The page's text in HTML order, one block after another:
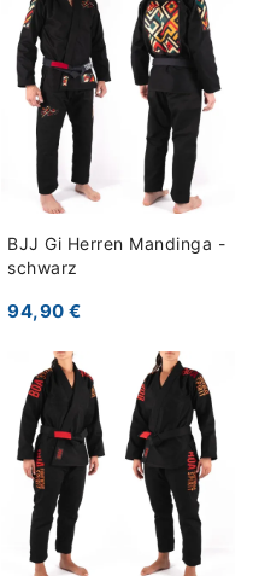
BJJ Gi Herren Mandinga -
schwarz
94,90 €